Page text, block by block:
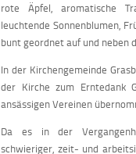
rote Äpfel, aromatische
leuchtende Sonnenblumen,
bunt geordnet auf und neben
In der Kirchengemeinde
der Kirche zum Erntedank
ansässigen Vereinen
Da es in der
schwieriger, zeit- und